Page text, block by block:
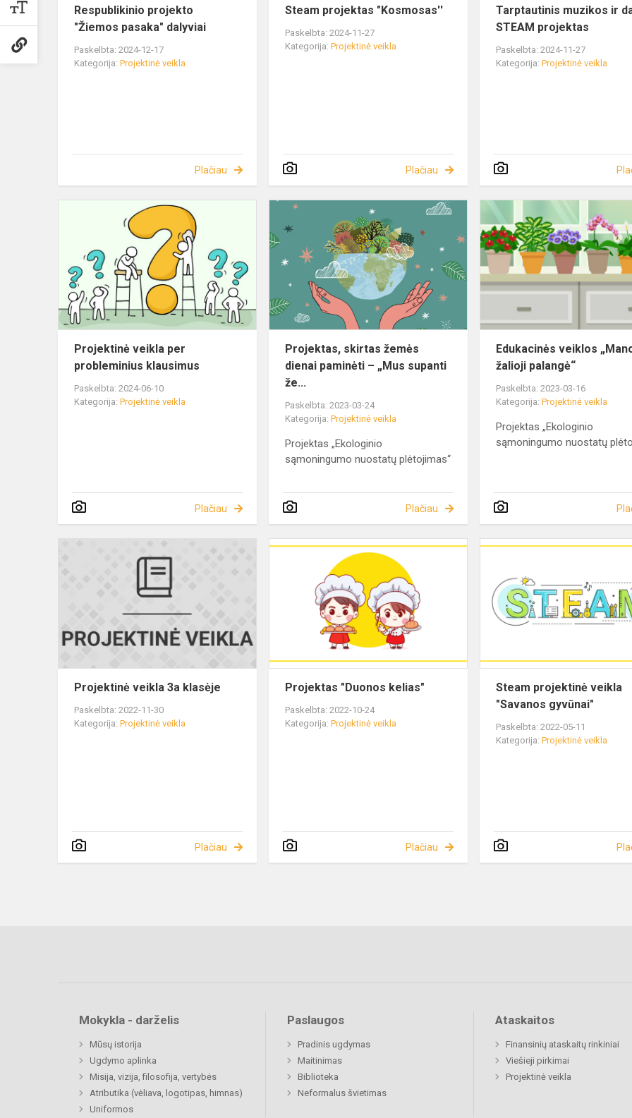
Respublikinio projekto
"Žiemos pasaka" dalyviai
Paskelbta: 2024-12-17
Kategorija: Projektinė veikla
Plačiau
Steam projektas "Kosmosas''
Paskelbta: 2024-11-27
Kategorija:Projektinė veikla
Plačiau
Tarptautinis muzikos ir
STEAM projektas
Paskelbta: 2024-11-27
Kategorija:Projektinė veikla
Projektinė veikla per
probleminius klausimus
Paskelbta: 2024-06-10
Kategorija: Projektinė veikla
Plačiau
Projektas, skirtas žemės
dienai paminėti – „Mus supanti
že...
Paskelbta: 2023-03-24
Kategorija:Projektinė veikla
Projektas „Ekologinio
sąmoningumo nuostatų plėtojimas“
Plačiau
Edukacinės veiklos
žalioji palangė“
Paskelbta: 2023-03-16
Kategorija:Projektinė veikla
Projektas „Ekologinio
sąmoningumo nuostatų
Projektinė veikla 3a klasėje
Paskelbta: 2022-11-30
Kategorija: Projektinė veikla
Plačiau
Projektas "Duonos kelias"
Paskelbta: 2022-10-24
Kategorija:Projektinė veikla
Plačiau
Steam projektinė veikla
"Savanos gyvūnai"
Paskelbta: 2022-05-11
Kategorija:Projektinė veikla
Mokykla - darželis
Mūsų istorija
Ugdymo aplinka
Misija, vizija, filosofija, vertybės
Atributika (vėliava, logotipas, himnas)
Uniformos
Paslaugos
Pradinis ugdymas
Maitinimas
Biblioteka
Neformalus švietimas
Ataskaitos
Finansinių ataskaitų rinkiniai
Viešieji pirkimai
Projektinė veikla